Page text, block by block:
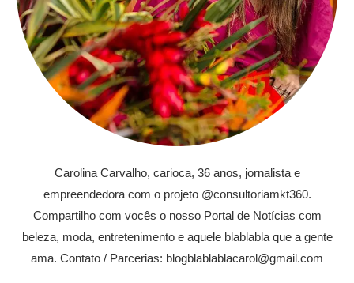
Carolina Carvalho, carioca, 36 anos, jornalista e
empreendedora com o projeto @consultoriamkt360.
Compartilho com vocês o nosso Portal de Notícias com
beleza, moda, entretenimento e aquele blablabla que a gente
ama. Contato / Parcerias: blogblablablacarol@gmail.com